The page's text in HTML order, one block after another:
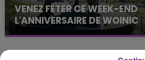
VENEZ FÊTER CE WEEK-END
L'ANNIVERSAIRE DE WOINIC
Ce samedi 8 août sera un grand
Une fête est donc organisée et